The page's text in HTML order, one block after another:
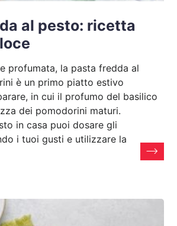
al pesto: ricetta
profumata, la pasta fredda al
è un primo piatto estivo
in cui il profumo del basilico
dei pomodorini maturi.
in casa puoi dosare gli
i tuoi gusti e utilizzare la